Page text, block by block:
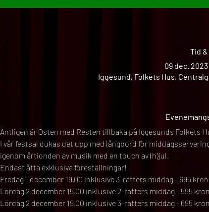
Tid
09 dec. 2023
Iggesund, Folkets Hus,
Äntligen är Östen med Resten tillbaka på Iggesunds Folkets
I vår festsal dukas det upp med långbord för
igenom årtionden av musik med en touch av (h)jul.
Endast åtta exklusiva föreställningar!
Fredag 1 december 19.00 inklusive 3-rätters middag - 695
Lördag 2 december 15.00 inklusive 2-rätters middag - 595
Lördag 2 december 19.00 inklusive 3-rätters middag - 695